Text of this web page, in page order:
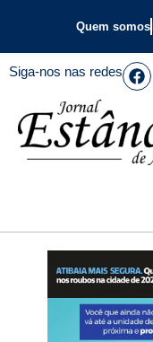
Quem somos
Siga-nos nas redes